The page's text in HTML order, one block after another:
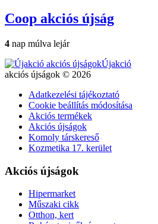
Coop akciós újság
4 nap múlva lejár
Újakció
akciós újságok © 2026
Adatkezelési tájékoztató
Cookie beállítás módosítása
Akciós termékek
Akciós újságok
Komoly társkereső
Kozmetika 17. kerület
Akciós újságok
Hipermarket
Műszaki cikk
Otthon, kert